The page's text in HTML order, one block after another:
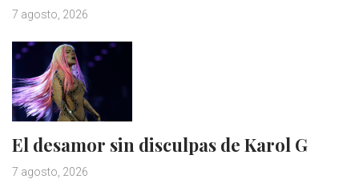
7 agosto, 2026
El desamor sin disculpas de Karol G
7 agosto, 2026